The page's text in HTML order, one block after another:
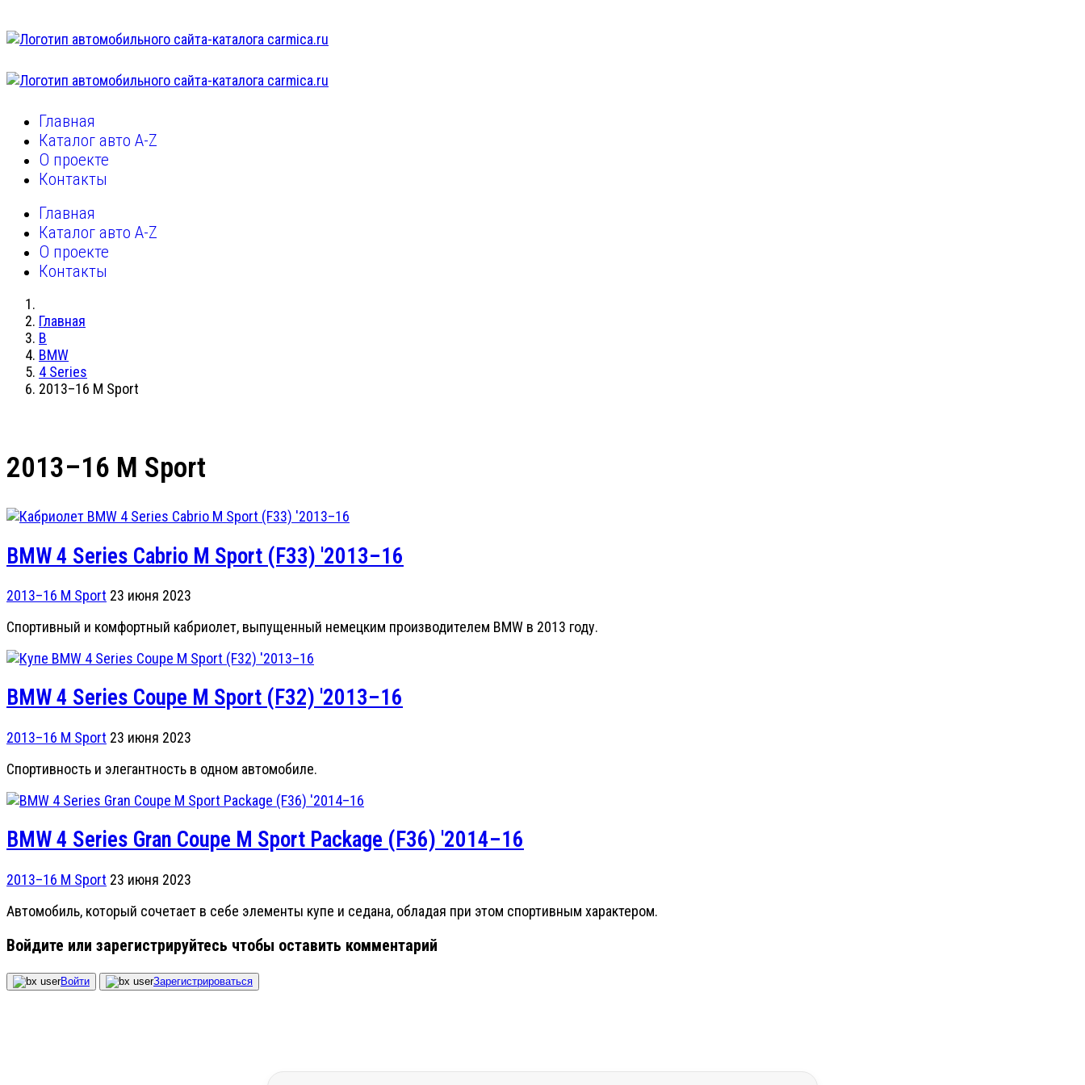
Главная
Каталог авто A-Z
О проекте
Контакты
Главная
Каталог авто A-Z
О проекте
Контакты
Главная
B
BMW
4 Series
2013–16 M Sport
2013–16 M Sport
BMW 4 Series Cabrio M Sport (F33) '2013–16
2013–16 M Sport 23 июня 2023
Спортивный и комфортный кабриолет, выпущенный немецким производителем BMW в 2013 году.
BMW 4 Series Coupe M Sport (F32) '2013–16
2013–16 M Sport 23 июня 2023
Спортивность и элегантность в одном автомобиле.
BMW 4 Series Gran Coupe M Sport Package (F36) '2014–16
2013–16 M Sport 23 июня 2023
Автомобиль, который сочетает в себе элементы купе и седана, обладая при этом спортивным характером.
Войдите или зарегистрируйтесь чтобы оставить комментарий
Войти Зарегистрироваться